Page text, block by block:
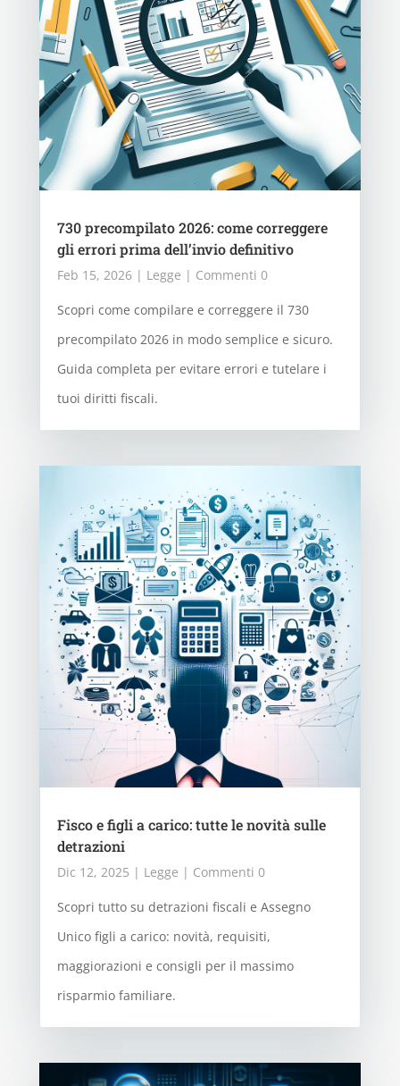
730 precompilato 2026: come correggere
gli errori prima dell’invio definitivo
Feb 15, 2026| Legge | Commenti 0
Scopri come compilare e correggere il 730
precompilato 2026 in modo semplice e sicuro.
Guida completa per evitare errori e tutelare i
tuoi diritti fiscali.
Fisco e figli a carico: tutte le novità sulle
detrazioni
Dic 12, 2025 | Legge | Commenti 0
Scopri tutto su detrazioni fiscali e Assegno
Unico figli a carico: novità, requisiti,
maggiorazioni e consigli per il massimo
risparmio familiare.